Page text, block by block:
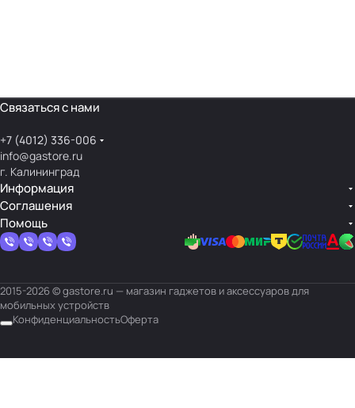
Связаться с нами
+7 (4012) 336-006
info@gastore.ru
г. Калининград
Информация
Соглашения
Помощь
2015-2026 © gastore.ru — магазин гаджетов и аксессуаров для
мобильных устройств
КонфиденциальностьОферта